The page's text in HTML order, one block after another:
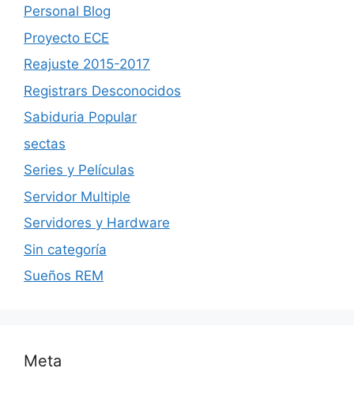
Personal Blog
Proyecto ECE
Reajuste 2015-2017
Registrars Desconocidos
Sabiduria Popular
sectas
Series y Películas
Servidor Multiple
Servidores y Hardware
Sin categoría
Sueños REM
Meta